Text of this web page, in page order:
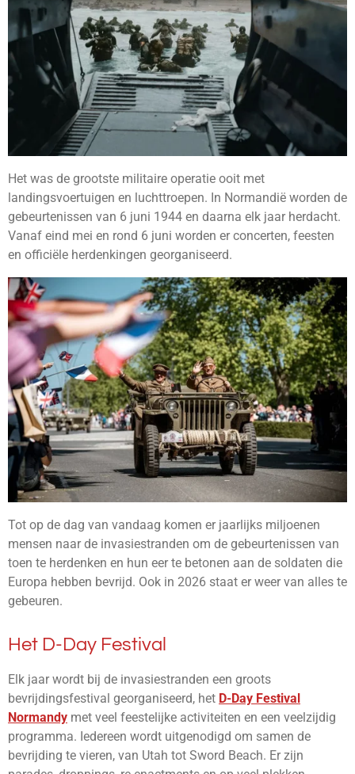
Het was de grootste militaire operatie ooit met
landingsvoertuigen en luchttroepen. In Normandië worden de
gebeurtenissen van 6 juni 1944 en daarna elk jaar herdacht.
Vanaf eind mei en rond 6 juni worden er concerten, feesten
en officiële herdenkingen georganiseerd.
Tot op de dag van vandaag komen er jaarlijks miljoenen
mensen naar de invasiestranden om de gebeurtenissen van
toen te herdenken en hun eer te betonen aan de soldaten die
Europa hebben bevrijd. Ook in 2026 staat er weer van alles te
gebeuren.
Het D-Day Festival
Elk jaar wordt bij de invasiestranden een groots
bevrijdingsfestival georganiseerd, het D-Day Festival
Normandy met veel feestelijke activiteiten en een veelzijdig
programma. Iedereen wordt uitgenodigd om samen de
bevrijding te vieren, van Utah tot Sword Beach. Er zijn